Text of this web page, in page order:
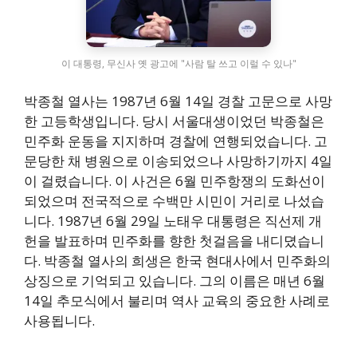
이 대통령, 무신사 옛 광고에 "사람 탈 쓰고 이럴 수 있나"
박종철 열사는 1987년 6월 14일 경찰 고문으로 사망
한 고등학생입니다. 당시 서울대생이었던 박종철은
민주화 운동을 지지하며 경찰에 연행되었습니다. 고
문당한 채 병원으로 이송되었으나 사망하기까지 4일
이 걸렸습니다. 이 사건은 6월 민주항쟁의 도화선이
되었으며 전국적으로 수백만 시민이 거리로 나섰습
니다. 1987년 6월 29일 노태우 대통령은 직선제 개
헌을 발표하며 민주화를 향한 첫걸음을 내디뎠습니
다. 박종철 열사의 희생은 한국 현대사에서 민주화의
상징으로 기억되고 있습니다. 그의 이름은 매년 6월
14일 추모식에서 불리며 역사 교육의 중요한 사례로
사용됩니다.